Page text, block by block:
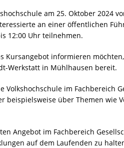
am 25. Oktober 2024
an einer öffentlichen
12:00 Uhr teilnehmen.
Kursangebot informieren
Werkstatt in Mühlhausen bereit.
Volkshochschule im Fachbereich
beispielsweise über Themen wie
Angebot im Fachbereich
auf dem Laufenden zu